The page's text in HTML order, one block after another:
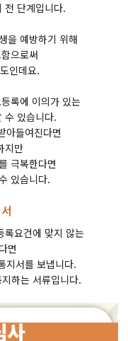
전 단계입니다.
을 예방하기 위해
으로써
인데요.
록에 이의가 있는
수 있습니다.
아들여진다면
지만
극복한다면
있습니다.
록요건에 맞지 않는
면
지서를 보냅니다.
하는 서류입니다.